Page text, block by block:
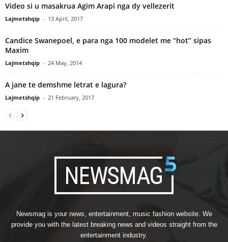
Video si u masakrua Agim Arapi nga dy vellezerit
Lajmetshqip - 13 April, 2017
Candice Swanepoel, e para nga 100 modelet me “hot” sipas
Maxim
Lajmetshqip - 24 May, 2014
A jane te demshme letrat e lagura?
Lajmetshqip - 21 February, 2017
Newsmag is your news, entertainment, music fashion website. We
provide you with the latest breaking news and videos straight from the
entertainment industry.